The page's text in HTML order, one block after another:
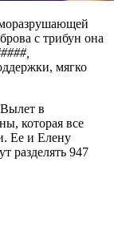
с трибун она
мягко
в
которая все
Ее и Елену
разделять 947